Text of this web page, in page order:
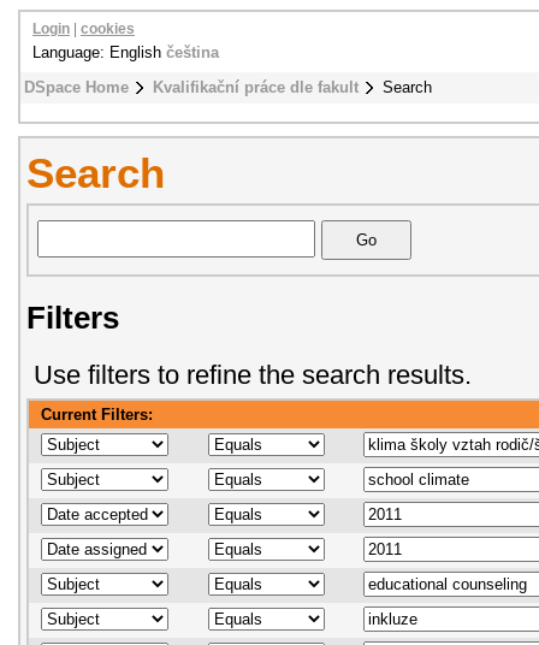
DSpace Home Kvalifikační práce dle fakult Search
Login cookies
Language: English čeština
Search
Filters
Use filters to refine the search results.
Current Filters: